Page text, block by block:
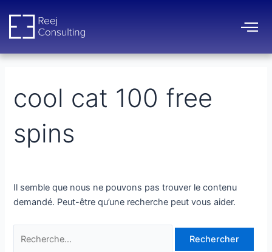
contenu
cool cat 100 free
spins
Il semble que nous ne pouvons pas trouver le contenu
demandé. Peut-être qu’une recherche peut vous aider.